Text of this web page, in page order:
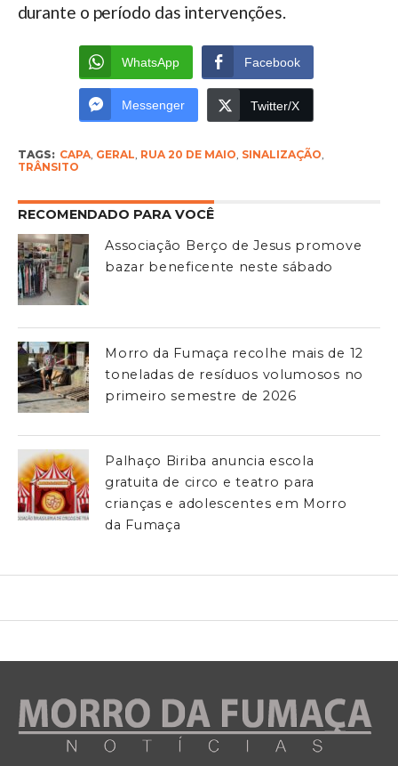
durante o período das intervenções.
WhatsApp Facebook
Messenger Twitter/X
TAGS: CAPA, GERAL RUA 20 DE MAIO SINALIZAÇÃO
TRÂNSITO
RECOMENDADO PARA VOCÊ
Associação Berço de Jesus promove
bazar beneficente neste sábado
Morro da Fumaça recolhe mais de 12
toneladas de resíduos volumosos no
primeiro semestre de 2026
Palhaço Biriba anuncia escola
gratuita de circo e teatro para
crianças e adolescentes em Morro
da Fumaça